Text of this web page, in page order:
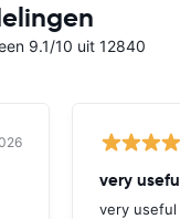
9.1/10 uit 12840
very useful
very useful